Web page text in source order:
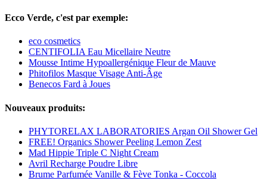
Ecco Verde, c'est par exemple:
eco cosmetics
CENTIFOLIA Eau Micellaire Neutre
Mousse Intime Hypoallergénique Fleur de Mauve
Phitofilos Masque Visage Anti-Âge
Benecos Fard à Joues
Nouveaux produits:
PHYTORELAX LABORATORIES Argan Oil Shower Gel
FREE! Organics Shower Peeling Lemon Zest
Mad Hippie Triple C Night Cream
Avril Recharge Poudre Libre
Brume Parfumée Vanille & Fève Tonka - Coccola